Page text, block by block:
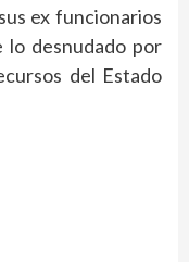
ex funcionarios
lo desnudado por
del Estado